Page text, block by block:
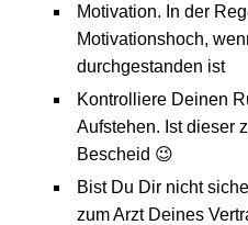
Motivation. In der
Motivationshoch,
durchgestanden ist
Kontrolliere Deinen
Aufstehen. Ist dieser
Bescheid 😉
Bist Du Dir nicht
zum Arzt Deines